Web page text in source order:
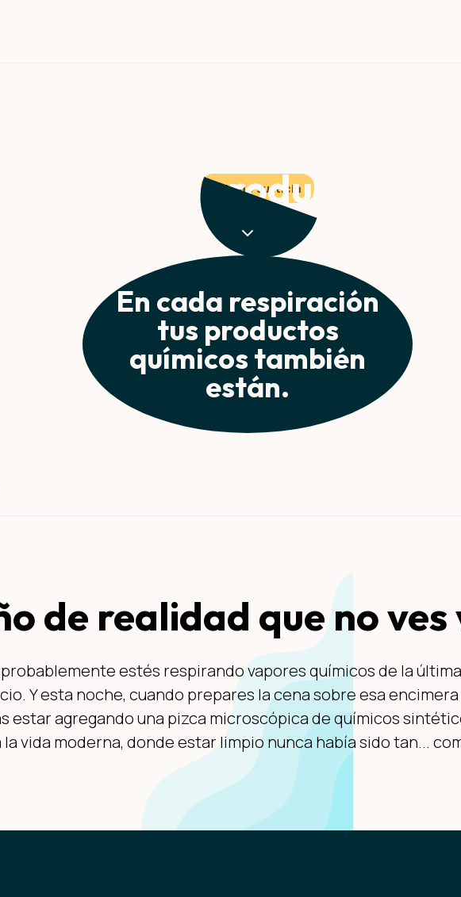
Clima y Justicia
de 15 productos
de limpieza sabotean el ciclo del agua y qué puedes
En cada respiración
tus productos
químicos también
están.
de realidad que no
estés respirando vapores químicos de la
Y esta noche, cuando prepares la cena sobre esa
estar agregando una pizca microscópica de químicos
vida moderna, donde estar limpio nunca había sido tan...